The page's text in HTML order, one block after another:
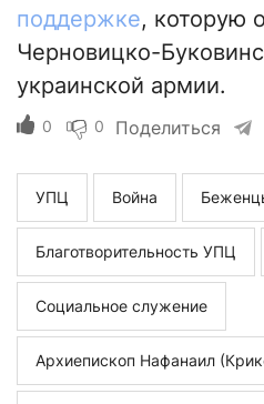
поддержке, которую
Черновицко-
украинской армии.
0 0 Поделиться
УПЦ Война
Благотворительность УПЦ
Социальное служение
Архиепископ Нафанаил